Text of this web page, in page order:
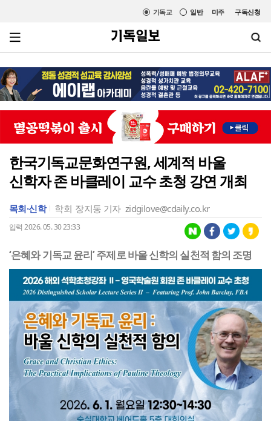
미주 구독신청
일반
기독교
한국기독교문화연구원, 세계적 바울
신학자 존 바클레이 교수 초청 강연 개최
목회·신학 학회 장지동 기자 zidgilove@cdaily.co.kr
입력 2026. 05. 30 23:33
‘은혜와 기독교 윤리’ 주제로 바울 신학의 실천적 함의 조명